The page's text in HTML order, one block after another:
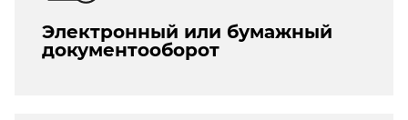
Электронный или бумажный
документооборот